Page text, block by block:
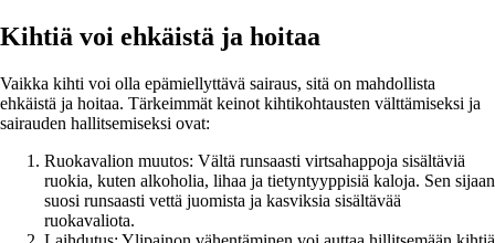
Kihtiä voi ehkäistä ja hoitaa
Vaikka kihti voi olla epämiellyttävä sairaus, sitä on mahdollista
ehkäistä ja hoitaa. Tärkeimmät keinot kihtikohtausten välttämiseksi ja
sairauden hallitsemiseksi ovat:
Ruokavalion muutos: Vältä runsaasti virtsahappoja sisältäviä
ruokia, kuten alkoholia, lihaa ja tietyntyyppisiä kaloja. Sen sijaan
suosi runsaasti vettä juomista ja kasviksia sisältävää
ruokavaliota.